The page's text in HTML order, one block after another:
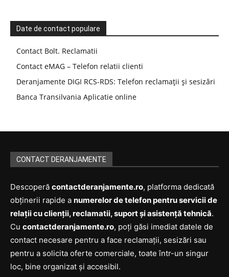
Date de contact populare
Contact Bolt. Reclamatii
Contact eMAG – Telefon relatii clienti
Deranjamente DIGI RCS-RDS: Telefon reclamații și sesizări
Banca Transilvania Aplicatie online
CONTACT DERANJAMENTE
Descoperă contactderanjamente.ro, platforma dedicată
obținerii rapide a numerelor de telefon pentru servicii de
relații cu clienții, reclamatii, suport și asistență tehnică.
Cu contactderanjamente.ro, poți găsi imediat datele de
contact necesare pentru a face reclamații, sesizări sau
pentru a solicita oferte comerciale, toate într-un singur
loc, bine organizat și accesibil.